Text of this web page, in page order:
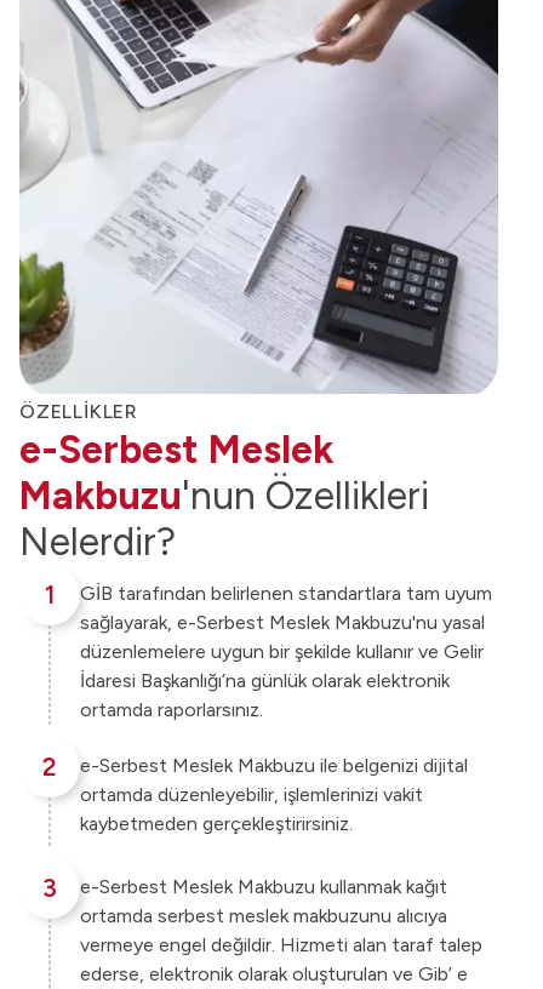
ÖZELLİKLER
e-Serbest Meslek
Makbuzu'nun Özellikleri
Nelerdir?
1
GİB tarafından belirlenen standartlara tam uyum
sağlayarak, e-Serbest Meslek Makbuzu'nu yasal
düzenlemelere uygun bir şekilde kullanır ve Gelir
İdaresi Başkanlığı’na günlük olarak elektronik
ortamda raporlarsınız.
2
e-Serbest Meslek Makbuzu ile belgenizi dijital
ortamda düzenleyebilir, işlemlerinizi vakit
kaybetmeden gerçekleştirirsiniz.
3
e-Serbest Meslek Makbuzu kullanmak kağıt
ortamda serbest meslek makbuzunu alıcıya
vermeye engel değildir. Hizmeti alan taraf talep
ederse, elektronik olarak oluşturulan ve Gib’ e